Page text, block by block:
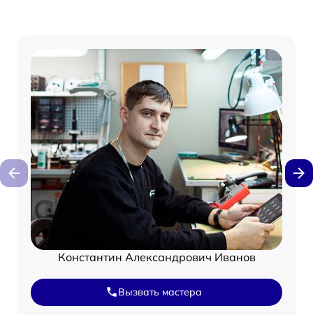
Константин Александрович Иванов
Вызвать мастера